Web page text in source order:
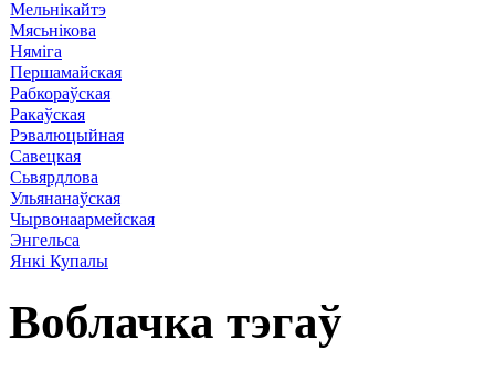
Мельнікайтэ
Мясьнікова
Няміга
Першамайская
Рабкораўская
Ракаўская
Рэвалюцыйная
Савецкая
Сьвярдлова
Ульянанаўская
Чырвонаармейская
Энгельса
Янкі Купалы
Воблачка тэгаў